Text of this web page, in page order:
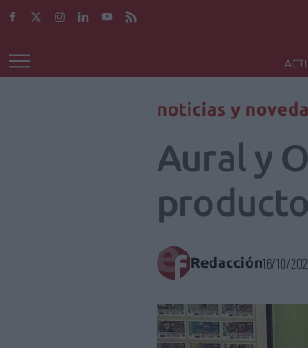
noticias y
Aural y
Redacción16/10/